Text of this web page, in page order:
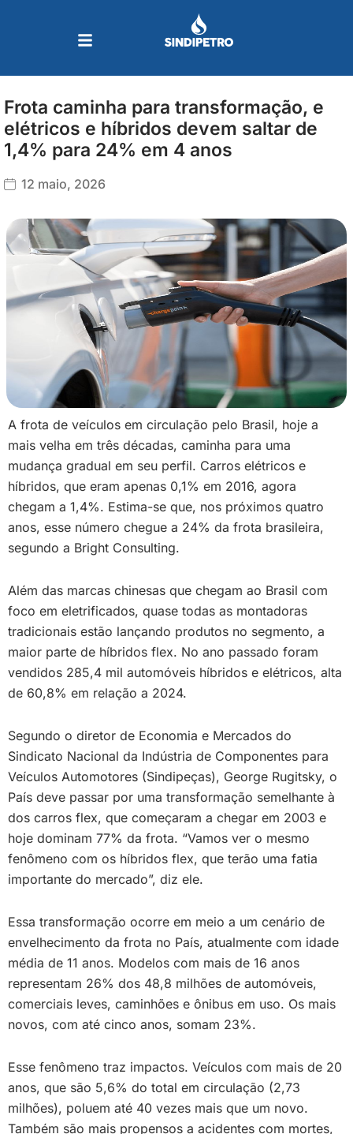
Frota caminha para transformação, e
elétricos e híbridos devem saltar de
1,4% para 24% em 4 anos
12 maio, 2026
A frota de veículos em circulação pelo Brasil, hoje a
mais velha em três décadas, caminha para uma
mudança gradual em seu perfil. Carros elétricos e
híbridos, que eram apenas 0,1% em 2016, agora
chegam a 1,4%. Estima-se que, nos próximos quatro
anos, esse número chegue a 24% da frota brasileira,
segundo a Bright Consulting.
Além das marcas chinesas que chegam ao Brasil com
foco em eletrificados, quase todas as montadoras
tradicionais estão lançando produtos no segmento, a
maior parte de híbridos flex. No ano passado foram
vendidos 285,4 mil automóveis híbridos e elétricos, alta
de 60,8% em relação a 2024.
Segundo o diretor de Economia e Mercados do
Sindicato Nacional da Indústria de Componentes para
Veículos Automotores (Sindipeças), George Rugitsky, o
País deve passar por uma transformação semelhante à
dos carros flex, que começaram a chegar em 2003 e
hoje dominam 77% da frota. “Vamos ver o mesmo
fenômeno com os híbridos flex, que terão uma fatia
importante do mercado”, diz ele.
Essa transformação ocorre em meio a um cenário de
envelhecimento da frota no País, atualmente com idade
média de 11 anos. Modelos com mais de 16 anos
representam 26% dos 48,8 milhões de automóveis,
comerciais leves, caminhões e ônibus em uso. Os mais
novos, com até cinco anos, somam 23%.
Esse fenômeno traz impactos. Veículos com mais de 20
anos, que são 5,6% do total em circulação (2,73
milhões), poluem até 40 vezes mais que um novo.
Também são mais propensos a acidentes com mortes,